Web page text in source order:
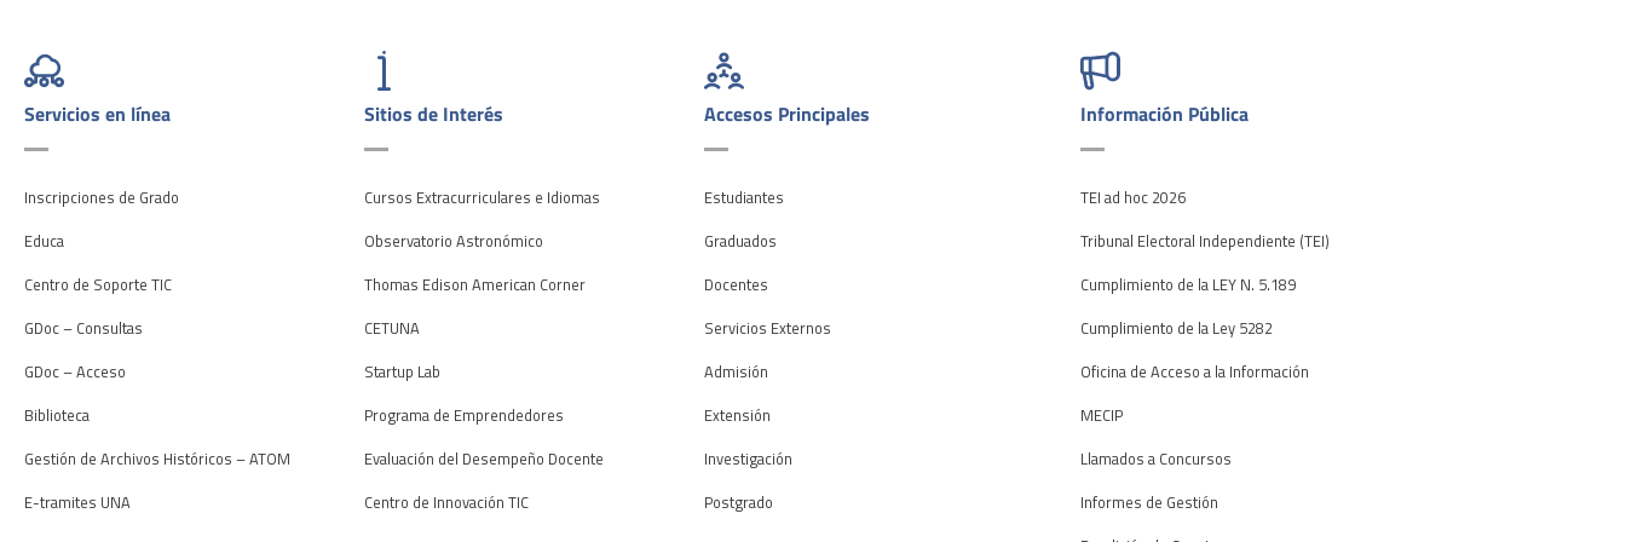
Servicios en línea
Inscripciones de Grado
Educa
Centro de Soporte TIC
GDoc – Consultas
GDoc – Acceso
Biblioteca
Gestión de Archivos Históricos – ATOM
E-tramites UNA
Sitios de Interés
Cursos Extracurriculares e Idiomas
Observatorio Astronómico
Thomas Edison American Corner
CETUNA
Startup Lab
Programa de Emprendedores
Evaluación del Desempeño Docente
Centro de Innovación TIC
Accesos Principales
Estudiantes
Graduados
Docentes
Servicios Externos
Admisión
Extensión
Investigación
Postgrado
Información Pública
TEI ad hoc 2026
Tribunal Electoral Independiente (TEI)
Cumplimiento de la LEY N. 5.189
Cumplimiento de la Ley 5282
Oficina de Acceso a la Información
MECIP
Llamados a Concursos
Informes de Gestión